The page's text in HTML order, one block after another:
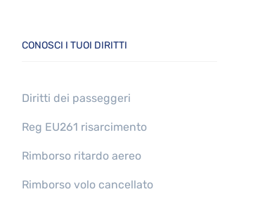
CONOSCI I TUOI DIRITTI
Diritti dei passeggeri
Reg EU261 risarcimento
Rimborso ritardo aereo
Rimborso volo cancellato